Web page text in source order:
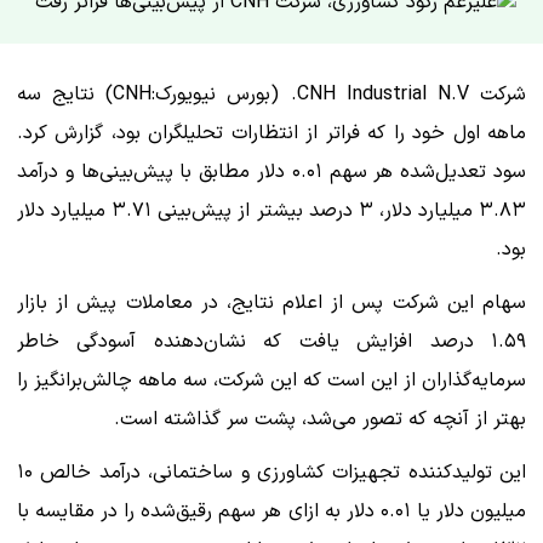
شرکت CNH Industrial N.V. (بورس نیویورک:CNH) نتایج سه
ماهه اول خود را که فراتر از انتظارات تحلیلگران بود، گزارش کرد.
سود تعدیل‌شده هر سهم ۰.۰۱ دلار مطابق با پیش‌بینی‌ها و درآمد
۳.۸۳ میلیارد دلار، ۳ درصد بیشتر از پیش‌بینی ۳.۷۱ میلیارد دلار
بود.
سهام این شرکت پس از اعلام نتایج، در معاملات پیش از بازار
۱.۵۹ درصد افزایش یافت که نشان‌دهنده آسودگی خاطر
سرمایه‌گذاران از این است که این شرکت، سه ماهه چالش‌برانگیز را
بهتر از آنچه که تصور می‌شد، پشت سر گذاشته است.
این تولیدکننده تجهیزات کشاورزی و ساختمانی، درآمد خالص ۱۰
میلیون دلار یا ۰.۰۱ دلار به ازای هر سهم رقیق‌شده را در مقایسه با